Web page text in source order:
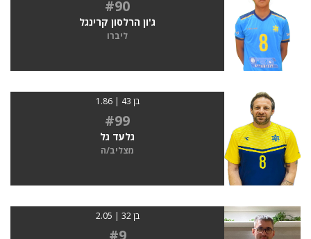
#90
ג'ון הרלסון קרינגל
ליברו
בן 43 | 1.86
#99
גלעד גל
מצליב/ה
בן 32 | 2.05
#9